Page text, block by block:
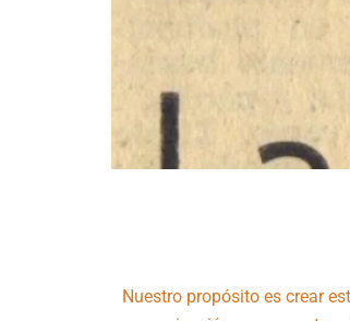
Nuestro propósito es crear